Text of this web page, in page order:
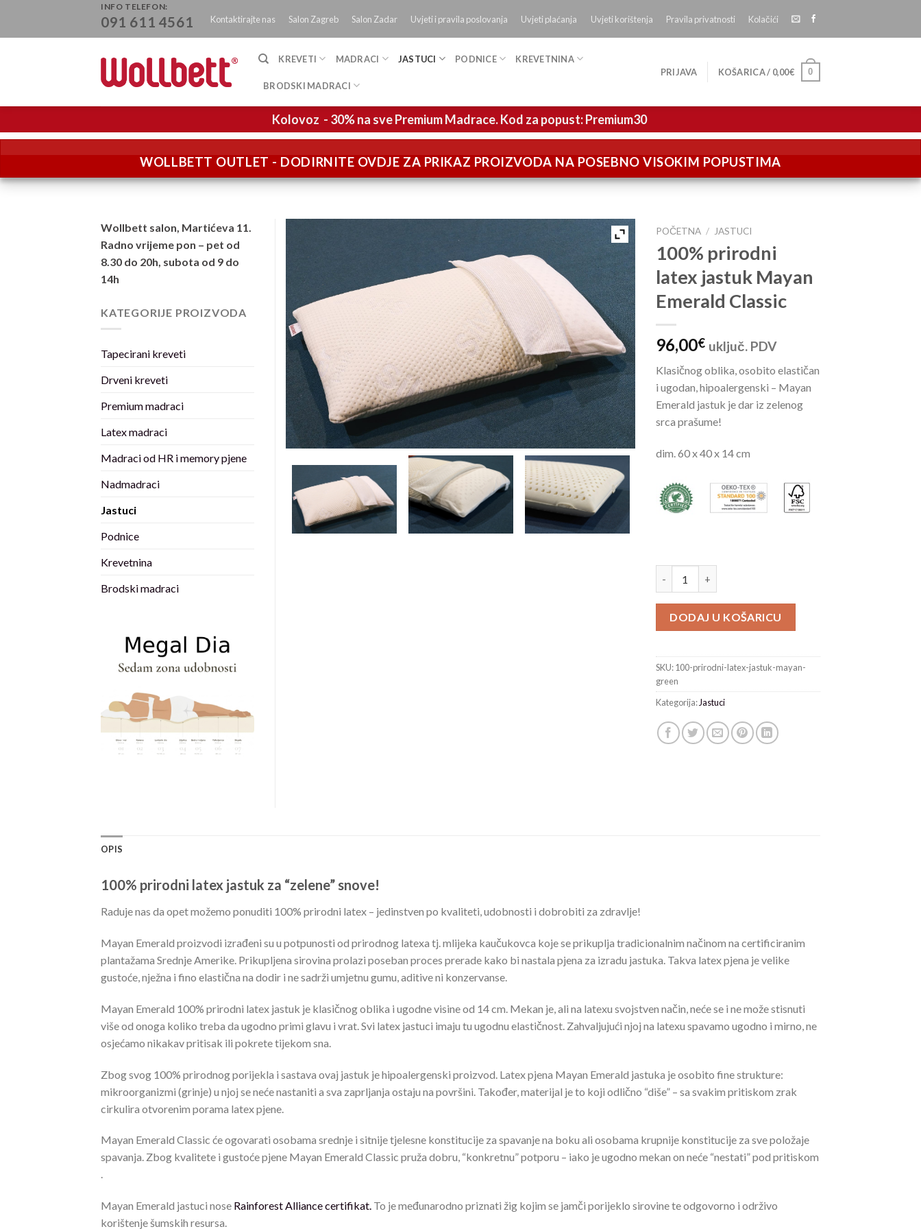
content
INFO TELEFON:
091 611 4561 Kontaktirajte nas Salon Zagreb Salon Zadar Uvjeti i pravila poslovanja Uvjeti plaćanja Uvjeti korištenja Pravila privatnosti Kolačići
KREVETI MADRACI JASTUCI PODNICE KREVETNINA
BRODSKI MADRACI
PRIJAVA KOŠARICA / 0,00€ 0
Kolovoz - 30% na sve Premium Madrace. Kod za popust: Premium30
WOLLBETT OUTLET - DODIRNITE OVDJE ZA PRIKAZ PROIZVODA NA POSEBNO VISOKIM POPUSTIMA
POČETNA / JASTUCI
100% prirodni
latex jastuk Mayan
Emerald Classic
96,00€ uključ. PDV
Klasičnog oblika, osobito elastičan
i ugodan, hipoalergenski – Mayan
Emerald jastuk je dar iz zelenog
srca prašume!
dim. 60 x 40 x 14 cm
DODAJ U KOŠARICU
SKU:100-prirodni-latex-jastuk-mayan-
green
Kategorija: Jastuci
Wollbett salon, Martićeva 11.
Radno vrijeme pon – pet od
8.30 do 20h, subota od 9 do
14h
KATEGORIJE PROIZVODA
Tapecirani kreveti
Drveni kreveti
Premium madraci
Latex madraci
Madraci od HR i memory pjene
Nadmadraci
Jastuci
Podnice
Krevetnina
Brodski madraci
OPIS
100% prirodni latex jastuk za “zelene” snove!
Raduje nas da opet možemo ponuditi 100% prirodni latex – jedinstven po kvaliteti, udobnosti i dobrobiti za zdravlje!
Mayan Emerald proizvodi izrađeni su u potpunosti od prirodnog latexa tj. mlijeka kaučukovca koje se prikuplja tradicionalnim načinom na certificiranim
plantažama Srednje Amerike. Prikupljena sirovina prolazi poseban proces prerade kako bi nastala pjena za izradu jastuka. Takva latex pjena je velike
gustoće, nježna i fino elastična na dodir i ne sadrži umjetnu gumu, aditive ni konzervanse.
Mayan Emerald 100% prirodni latex jastuk je klasičnog oblika i ugodne visine od 14 cm. Mekan je, ali na latexu svojstven način, neće se i ne može stisnuti
više od onoga koliko treba da ugodno primi glavu i vrat. Svi latex jastuci imaju tu ugodnu elastičnost. Zahvaljujući njoj na latexu spavamo ugodno i mirno, ne
osjećamo nikakav pritisak ili pokrete tijekom sna.
Zbog svog 100% prirodnog porijekla i sastava ovaj jastuk je hipoalergenski proizvod. Latex pjena Mayan Emerald jastuka je osobito fine strukture:
mikroorganizmi (grinje) u njoj se neće nastaniti a sva zaprljanja ostaju na površini. Također, materijal je to koji odlično “diše” – sa svakim pritiskom zrak
cirkulira otvorenim porama latex pjene.
Mayan Emerald Classic će ogovarati osobama srednje i sitnije tjelesne konstitucije za spavanje na boku ali osobama krupnije konstitucije za sve položaje
spavanja. Zbog kvalitete i gustoće pjene Mayan Emerald Classic pruža dobru, “konkretnu” potporu – iako je ugodno mekan on neće “nestati” pod pritiskom
.
Mayan Emerald jastuci nose Rainforest Alliance certifikat. To je međunarodno priznati žig kojim se jamči porijeklo sirovine te odgovorno i održivo
korištenje šumskih resursa.